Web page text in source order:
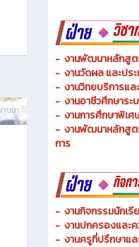
นมา
- งานพัฒนาหลักสูต
- งานวัดผล และปร
- งานวิทยบริการแล
- งานอาชีวศึกษาระ
- งานการศึกษาพิเศ
- งานพัฒนาหลักสูต
การ
- งานกิจกรรมนักเรี
- งานปกครองและ
- งานครูที่ปรึกษาแล